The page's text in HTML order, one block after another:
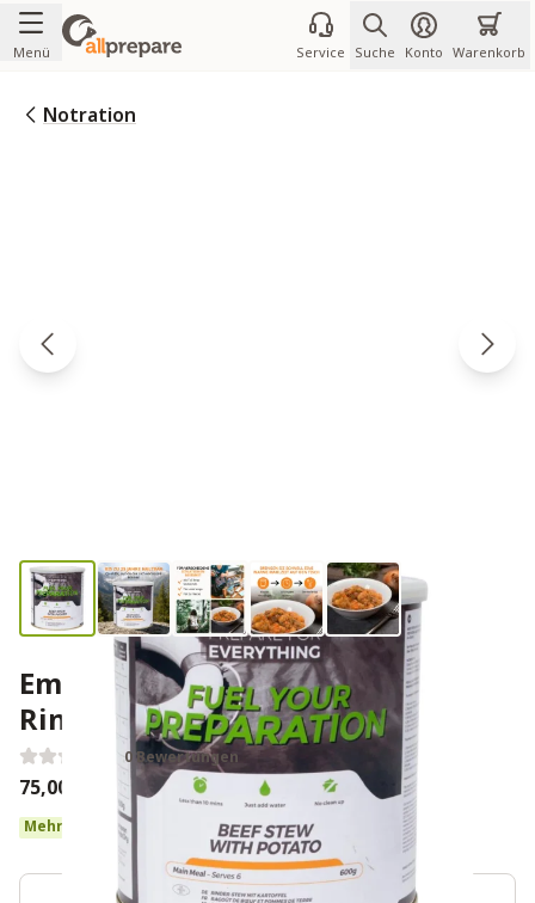
Zum Inhalt springen
Menü Service Suche Konto Warenkorb
Notration
Emergency Food Kartoffel-
Rindfleisch-Eintopf
0 Bewertungen
75,00€
Mehr als 10 auf Lager